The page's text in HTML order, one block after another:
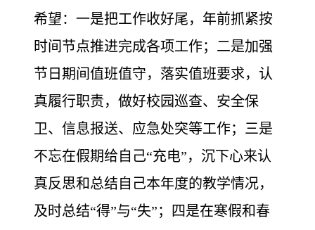
希望：一是把工作收好尾，年前抓紧按
时间节点推进完成各项工作；二是加强
节日期间值班值守，落实值班要求，认
真履行职责，做好校园巡查、安全保
卫、信息报送、应急处突等工作；三是
不忘在假期给自己“充电”，沉下心来认
真反思和总结自己本年度的教学情况，
及时总结“得”与“失”；四是在寒假和春